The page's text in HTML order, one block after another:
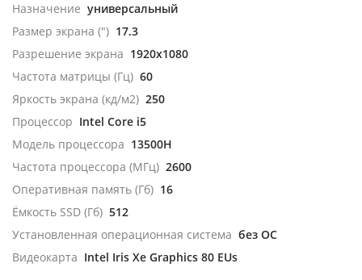
Назначение универсальный
Размер экрана (") 17.3
Разрешение экрана 1920x1080
Частота матрицы (Гц) 60
Яркость экрана (кд/м2) 250
Процессор Intel Core i5
Модель процессора 13500H
Частота процессора (МГц) 2600
Оперативная память (Гб) 16
Ёмкость SSD (Гб) 512
Установленная операционная система без ОС
Видеокарта Intel Iris Xe Graphics 80 EUs